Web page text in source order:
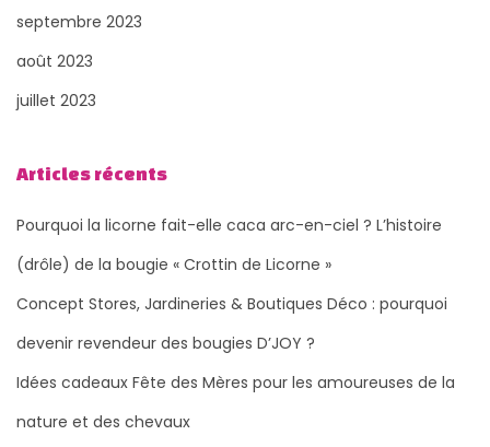
septembre 2023
août 2023
juillet 2023
Articles récents
Pourquoi la licorne fait-elle caca arc-en-ciel ? L’histoire
(drôle) de la bougie « Crottin de Licorne »
Concept Stores, Jardineries & Boutiques Déco : pourquoi
devenir revendeur des bougies D’JOY ?
Idées cadeaux Fête des Mères pour les amoureuses de la
nature et des chevaux